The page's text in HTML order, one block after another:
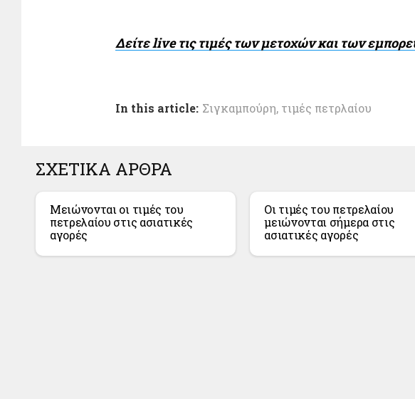
Δείτε live τις τιμές των μετοχών και των
In this article: Σιγκαμπούρη, τιμές πετρλαίου
ΣΧΕΤΙΚΑ ΑΡΘΡΑ
Μειώνονται οι τιμές του
πετρελαίου στις ασιατικές
αγορές
Οι τιμές του πετρελαίου
μειώνονται σήμερα στις
ασιατικές αγορές